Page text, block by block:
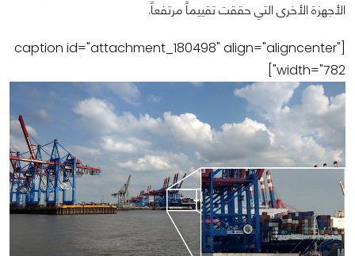
الأجهزة الأخرى التي حققت تقييماً مرتفعاً.
[caption id="attachment_180498" align="aligncenter"
width="782"]